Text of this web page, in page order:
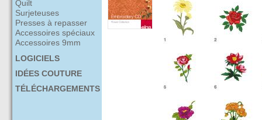
Quilt
Surjeteuses
Presses à repasser
Accessoires spéciaux
Accessoires 9mm
LOGICIELS
IDÉES COUTURE
TÉLÉCHARGEMENTS